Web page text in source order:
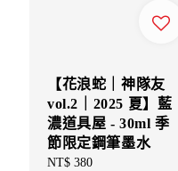
【花浪蛇｜神隊友
vol.2｜2025 夏】藍
濃道具屋 - 30ml 季
節限定鋼筆墨水
Regular
NT$ 380